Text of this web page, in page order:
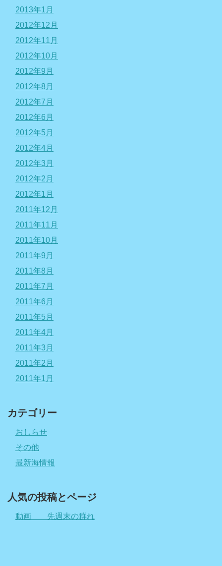
2013年1月
2012年12月
2012年11月
2012年10月
2012年9月
2012年8月
2012年7月
2012年6月
2012年5月
2012年4月
2012年3月
2012年2月
2012年1月
2011年12月
2011年11月
2011年10月
2011年9月
2011年8月
2011年7月
2011年6月
2011年5月
2011年4月
2011年3月
2011年2月
2011年1月
カテゴリー
おしらせ
その他
最新海情報
人気の投稿とページ
動画 先週末の群れ